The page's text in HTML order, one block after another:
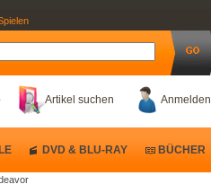
Anmelden
Artikel suchen
DVD & BLU-RAY BÜCHER